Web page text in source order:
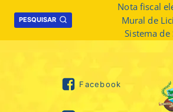
PESQUISAR
Nota fiscal
Mural de
Sistema de
Facebook